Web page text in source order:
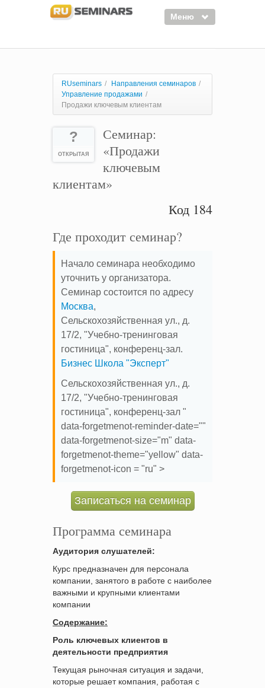
Меню
Курсы
Тренинги
Лектора
Войти
Регистрация
RUseminars / Направления семинаров /
Управление продажами /
Продажи ключевым клиентам
?
ОТКРЫТАЯ
Семинар:
«Продажи
ключевым
клиентам»
Код 184
Где проходит семинар?
Начало семинара необходимо
уточнить у организатора.
Семинар состоится по адресу
Москва,
Сельскохозяйственная ул., д.
17/2, "Учебно-тренинговая
гостиница", конференц-зал.
Бизнес Школа "Эксперт"
Сельскохозяйственная ул., д.
17/2, "Учебно-тренинговая
гостиница", конференц-зал "
data-forgetmenot-reminder-date=""
data-forgetmenot-size="m" data-
forgetmenot-theme="yellow" data-
forgetmenot-icon = "ru" >
Записаться на семинар
Программа семинара
Аудитория слушателей:
Курс предназначен для персонала
компании, занятого в работе с наиболее
важными и крупными клиентами
компании
Содержание:
Роль ключевых клиентов в
деятельности предприятия
Текущая рыночная ситуация и задачи,
которые решает компания, работая с